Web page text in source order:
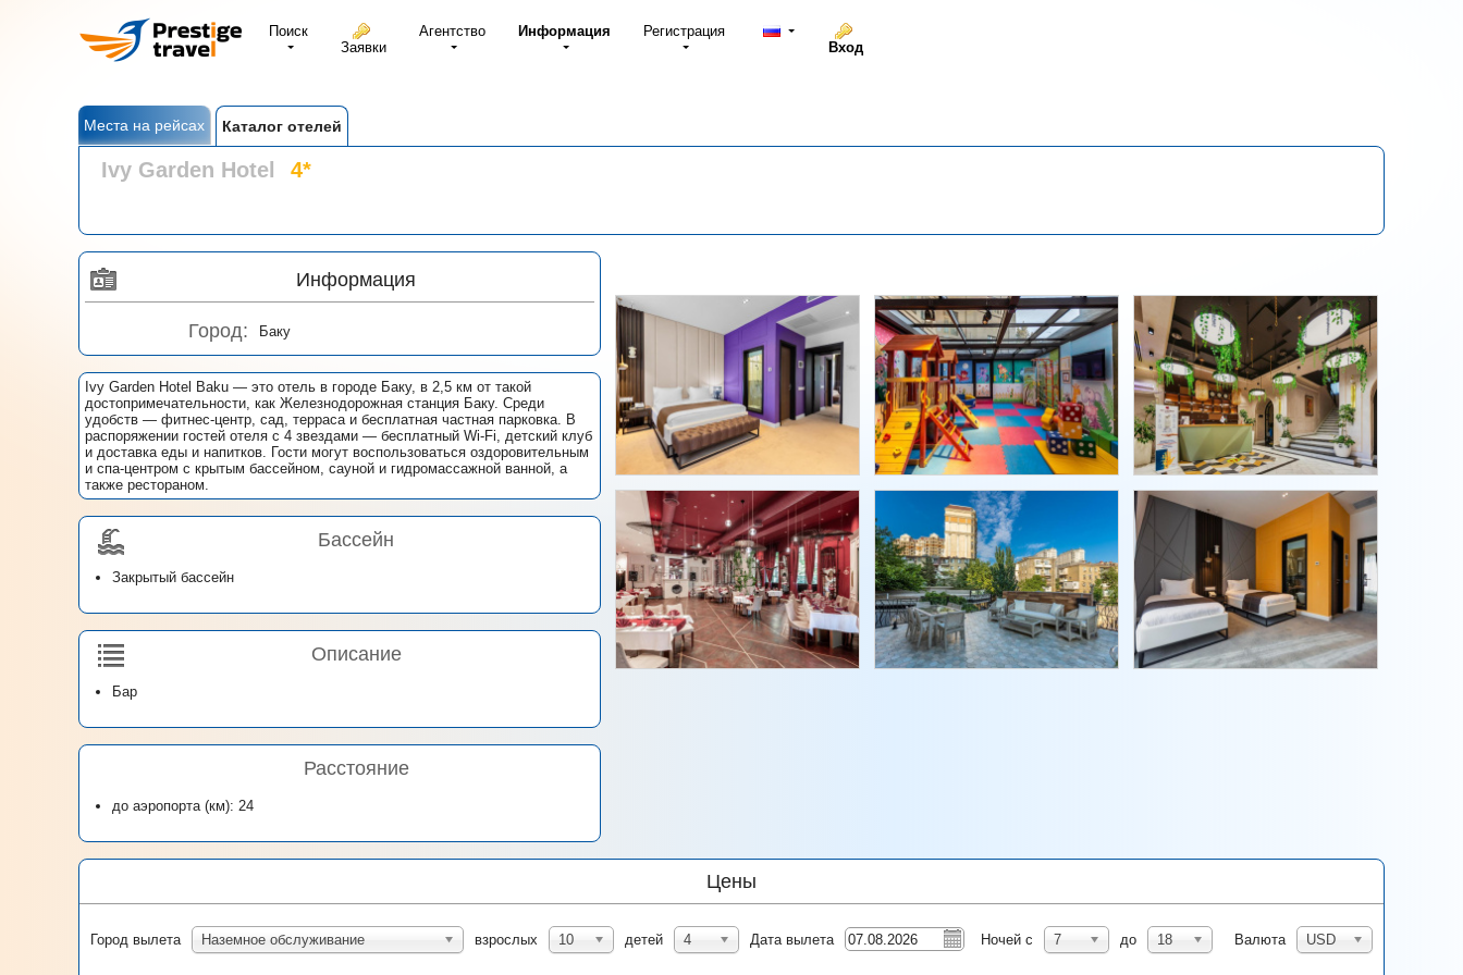
Поиск
Заявки
Агентство Информация
Регистрация
Вход
Места на рейсах Каталог отелей
Ivy Garden Hotel 4*
Информация
Город: Баку
Ivy Garden Hotel Baku — это отель в городе Баку, в 2,5 км от такой
достопримечательности, как Железнодорожная станция Баку. Среди
удобств — фитнес-центр, сад, терраса и бесплатная частная парковка. В
распоряжении гостей отеля с 4 звездами — бесплатный Wi-Fi, детский клуб
и доставка еды и напитков. Гости могут воспользоваться оздоровительным
и спа-центром с крытым бассейном, сауной и гидромассажной ванной, а
также рестораном.
Бассейн
Закрытый бассейн
Описание
Бар
Расстояние
до аэропорта (км): 24
Цены
Город вылета Наземное обслуживание взрослых 10 детей 4 Дата вылета Ночей с 7 до 18 Валюта USD